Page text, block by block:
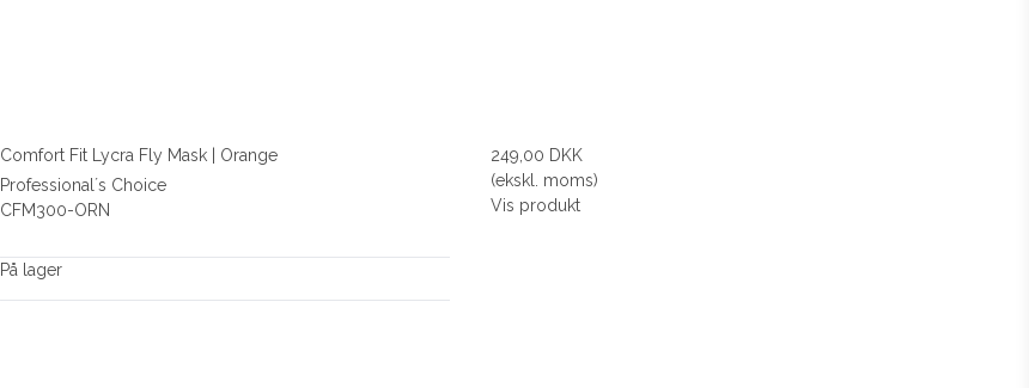
Comfort Fit Lycra Fly Mask | Orange
Professional´s Choice
CFM300-ORN
På lager
249,00 DKK
(ekskl. moms)
Vis produkt